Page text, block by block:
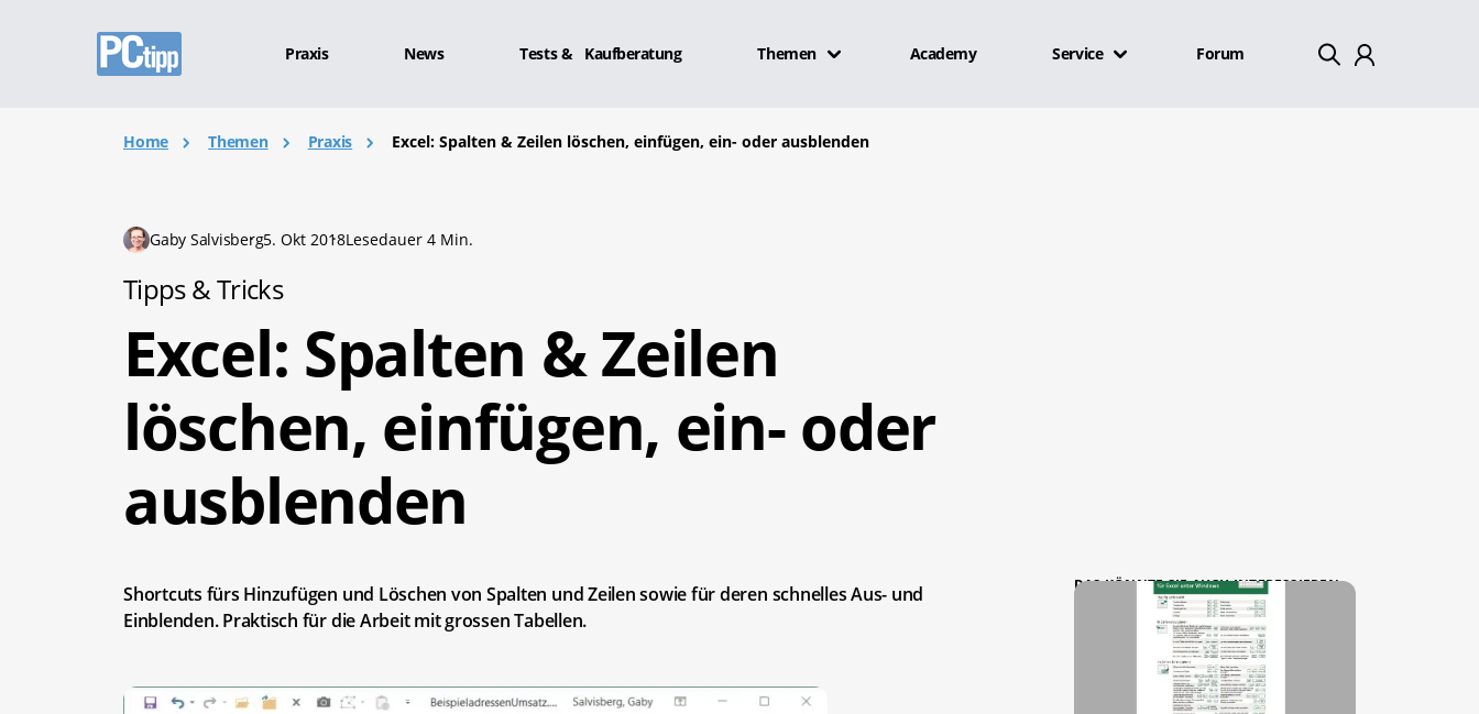
Praxis News Tests & Kaufberatung Themen Academy Service Forum
Home Themen Praxis Excel: Spalten & Zeilen löschen, einfügen, ein- oder ausblenden
Gaby Salvisberg5. Okt 2018Lesedauer 4 Min.
Tipps & Tricks
Excel: Spalten & Zeilen
löschen, einfügen, ein- oder
ausblenden
Shortcuts fürs Hinzufügen und Löschen von Spalten und Zeilen sowie für deren schnelles Aus- und
Einblenden. Praktisch für die Arbeit mit grossen Tabellen.
DAS KÖNNTE SIE AUCH INTERESSIEREN: